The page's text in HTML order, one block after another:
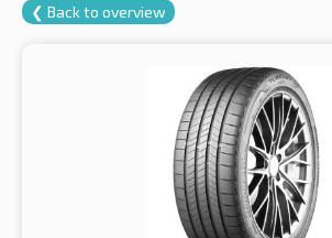
❮ Back to overview